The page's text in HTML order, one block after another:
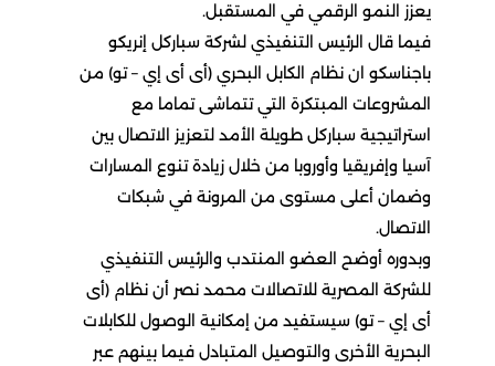
يعزز النمو الرقمي في المستقبل.
فيما قال الرئيس التنفيذي لشركة سباركل إنريكو
باجناسكو ان نظام الكابل البحري (أى أى إي – تو) من
المشروعات المبتكرة التي تتماشى تماما مع
استراتيجية سباركل طويلة الأمد لتعزيز الاتصال بين
آسيا وإفريقيا وأوروبا من خلال زيادة تنوع المسارات
وضمان أعلى مستوى من المرونة في شبكات
الاتصال.
وبدوره أوضح العضو المنتدب والرئيس التنفيذي
للشركة المصرية للاتصالات محمد نصر أن نظام (أى
أى إي – تو) سيستفيد من إمكانية الوصول للكابلات
البحرية الأخرى والتوصيل المتبادل فيما بينهم عبر